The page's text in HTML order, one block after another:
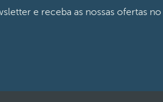
e receba as nossas ofertas no